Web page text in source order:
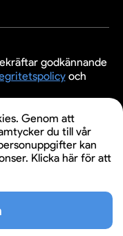
godkännande
och
Genom att
du till vår
kan
Klicka här för att